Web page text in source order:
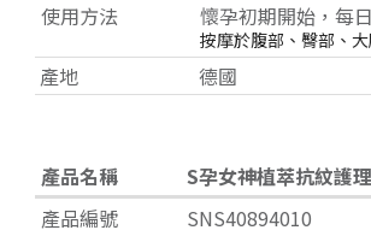
使用方法
懷孕初期開始，每
按摩於腹部、臀部、
產地 德國
產品名稱
S孕女神植萃抗紋護
產品編號
SNS40894010